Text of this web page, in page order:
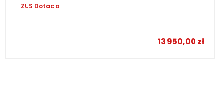
ZUS Dotacja
13 950,00 zł